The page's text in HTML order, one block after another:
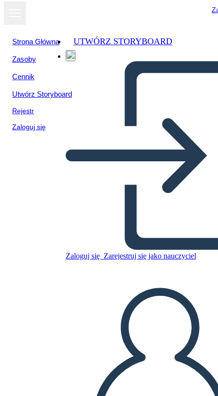
Strona Główna
Zasoby
Cennik
Utwórz Storyboard
Rejestr
Zaloguj się
UTWÓRZ STORYBOARD
Zaloguj się Zarejestruj się jako nauczyciel
ODTWARZANIE POKAZU SLAJDÓW
PRZECZYTAJ MI